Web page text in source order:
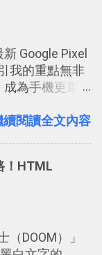
表的
樣在首頁、
利用Twitter，
覺得Twitter很
，我可以無拘
能。例如 目前
資訊，未來也
評，或者對於
補充，讓我的
過你不需要像
Google Pixel
我的重點無非
為手機更重
一台智慧型手
、可以規劃我
排時間。 其實
面」來看， 這
中，甚至大
閱讀全文內容
！HTML
DOOM）」